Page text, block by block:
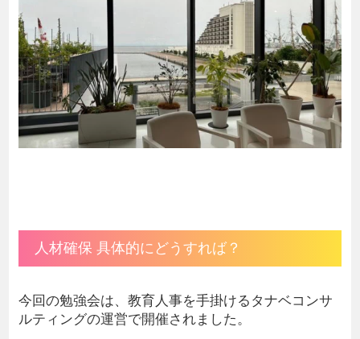
人材確保 具体的にどうすれば？
今回の勉強会は、教育人事を手掛けるタナベコンサ
ルティングの運営で開催されました。